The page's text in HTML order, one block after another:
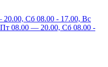
Сб 08.00 - 17.00, Вс
08.00 — 20.00, Сб 08.00 -